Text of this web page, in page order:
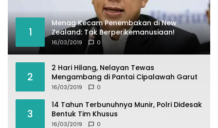
1
Menag Kecam Penembakan di New
Zealand: Tak Berperikemanusiaan!
16/03/2019 0
2
2 Hari Hilang, Nelayan Tewas
Mengambang di Pantai Cipalawah Garut
16/03/2019 0
3
14 Tahun Terbunuhnya Munir, Polri Didesak
Bentuk Tim Khusus
16/03/2019 0